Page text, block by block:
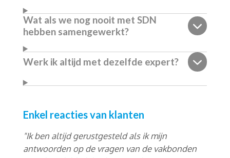
Wat als we nog nooit met SDN
hebben samengewerkt?
Werk ik altijd met dezelfde expert?
Enkel reacties van klanten
"Ik ben altijd gerustgesteld als ik mijn
antwoorden op de vragen van de vakbonden